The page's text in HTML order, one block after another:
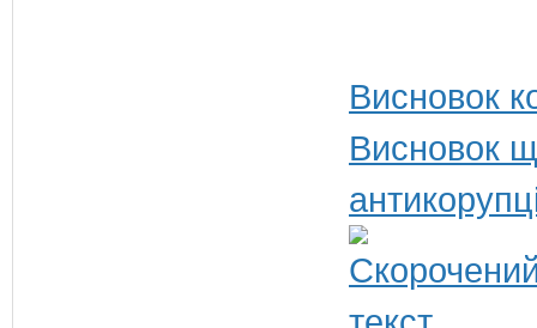
Висновок
Висновок